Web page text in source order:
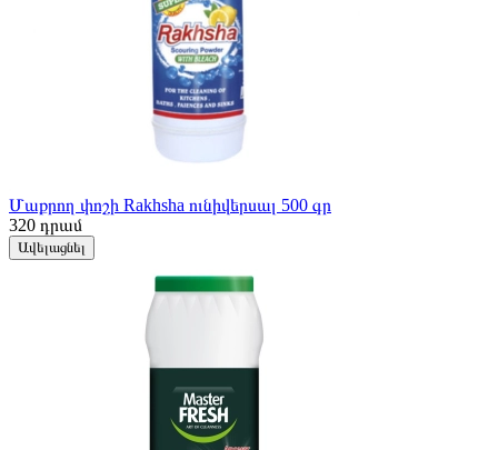
Մաքրող փոշի Rakhsha ունիվերսալ 500 գր
320 դրամ
Ավելացնել